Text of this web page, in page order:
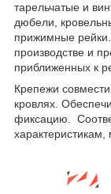
тарельчатые и
дюбели,
прижимные
производстве и
приближенных к
Крепежи
кровлях.
фиксацию.